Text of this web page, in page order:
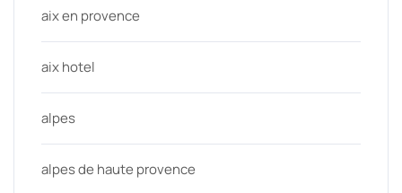
aix en provence
aix hotel
alpes
alpes de haute provence